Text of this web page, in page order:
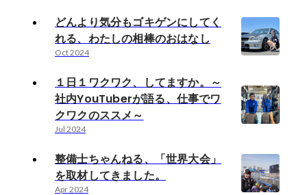
どんより気分もゴキゲンにしてく
れる、わたしの相棒のおはなし
Oct 2024
１日１ワクワク、してますか。～
社内YouTuberが語る、仕事でワ
クワクのススメ～
Jul 2024
整備士ちゃんねる、「世界大会」
を取材してきました。
Apr 2024